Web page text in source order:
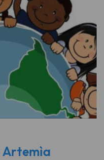
Artemìa